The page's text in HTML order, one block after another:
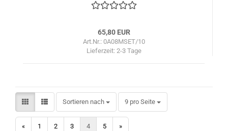
65,80 EUR
Art.Nr.: 0A08MSET/10
Lieferzeit: 2-3 Tage
Sortieren nach
Sortieren nach 9 pro Seite
pro Seite
« 1 2 3 4 5 »